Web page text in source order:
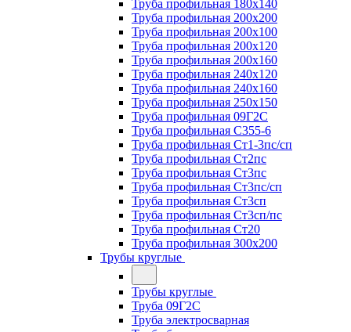
Труба профильная 180х140
Труба профильная 200х200
Труба профильная 200х100
Труба профильная 200х120
Труба профильная 200х160
Труба профильная 240х120
Труба профильная 240х160
Труба профильная 250х150
Труба профильная 09Г2С
Труба профильная С355-6
Труба профильная Ст1-3пс/сп
Труба профильная Ст2пс
Труба профильная Ст3пс
Труба профильная Ст3пс/сп
Труба профильная Ст3сп
Труба профильная Ст3сп/пс
Труба профильная Ст20
Труба профильная 300х200
Трубы круглые
Трубы круглые
Труба 09Г2С
Труба электросварная